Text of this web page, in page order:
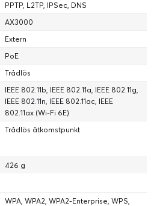
PPTP, L2TP, IPSec, DNS
AX3000
Extern
PoE
Trådlös
IEEE 802.11b, IEEE 802.11a, IEEE 802.11g,
IEEE 802.11n, IEEE 802.11ac, IEEE
802.11ax (Wi-Fi 6E)
Trådlös åtkomstpunkt
426 g
WPA, WPA2, WPA2-Enterprise, WPS,